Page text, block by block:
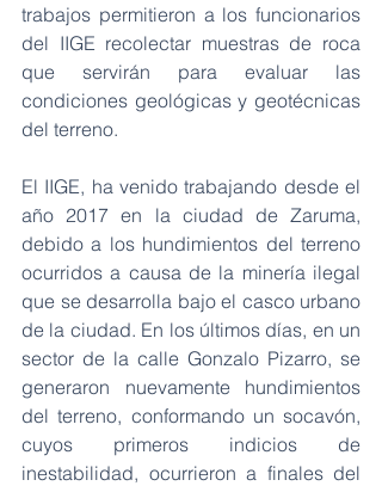
trabajos permitieron a los funcionarios
del IIGE recolectar muestras de roca
que servirán para evaluar las
condiciones geológicas y geotécnicas
del terreno.
El IIGE, ha venido trabajando desde el
año 2017 en la ciudad de Zaruma,
debido a los hundimientos del terreno
ocurridos a causa de la minería ilegal
que se desarrolla bajo el casco urbano
de la ciudad. En los últimos días, en un
sector de la calle Gonzalo Pizarro, se
generaron nuevamente hundimientos
del terreno, conformando un socavón,
cuyos primeros indicios de
inestabilidad, ocurrieron a finales del